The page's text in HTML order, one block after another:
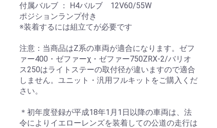
付属バルブ ： H4バルブ 12V60/55W
ポジションランプ付き
※装着するには組立てが必要です
注意：当商品はZ系の車両が適合になります。ゼフ
ァー400・ゼファーχ・ゼファー750ZRX-2/バリオ
ス250はライトステーの取付径が違いますので適合
しません。ユニット・汎用フルキットをご購入くだ
さい。
＊初年度登録が平成18年1月1日以降の車両は、法
令によりイエローレンズを装着しての公道の走行は